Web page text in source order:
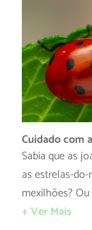
Cuidado com
Sabia que as
as estrelas-
mexilhões?
+ Ver Mais